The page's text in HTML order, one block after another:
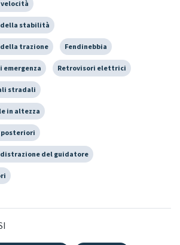
stabilità
trazione Fendinebbia
emergenza Retrovisori elettrici
stradali
in altezza
posteriori
del guidatore